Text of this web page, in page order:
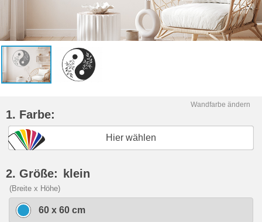
Wandfarbe ändern
1. Farbe:
Hier wählen
2. Größe: klein
(Breite x Höhe)
60 x 60 cm